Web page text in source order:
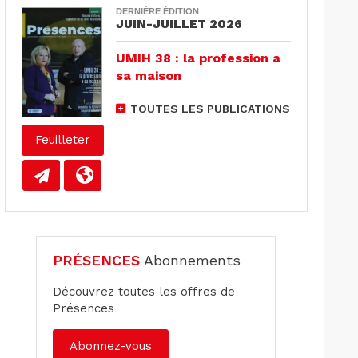
Feuilleter
DERNIÈRE ÉDITION
JUIN-JUILLET 2026
UMIH 38 : la profession a
sa maison
TOUTES LES PUBLICATIONS
PRÉSENCES Abonnements
Découvrez toutes les offres de
Présences
Abonnez-vous